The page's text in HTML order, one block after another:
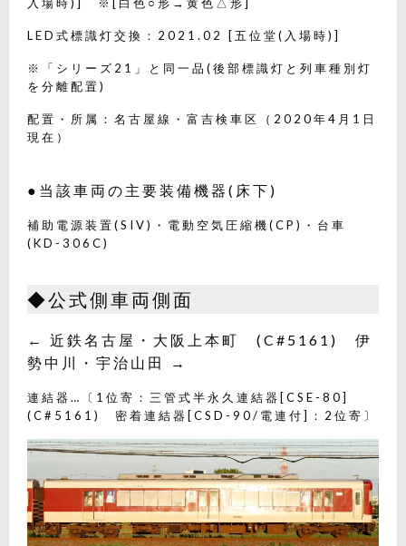
LED式標識灯交換：2021.02 [五位堂(入場時)]
※「シリーズ21」と同一品(後部標識灯と列車種別灯
を分離配置)
配置・所属：名古屋線・富吉検車区（2020年4月1日
現在）
●当該車両の主要装備機器(床下)
補助電源装置(SIV)・電動空気圧縮機(CP)・台車
(KD-306C)
◆公式側車両側面
← 近鉄名古屋・大阪上本町 (C#5161) 伊
勢中川・宇治山田 →
連結器…〔1位寄：三管式半永久連結器[CSE-80]
(C#5161) 密着連結器[CSD-90/電連付]：2位寄〕